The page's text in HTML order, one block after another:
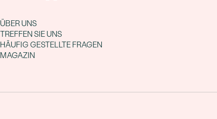
ÜBER UNS
TREFFEN SIE UNS
HÄUFIG GESTELLTE FRAGEN
MAGAZIN